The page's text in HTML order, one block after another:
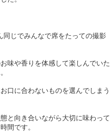
じでみんなで席をたっての撮影
味や香りを体感して楽しんでいた
口に合わないものを選んでしまう
と向き合いながら大切に味わって
間です。